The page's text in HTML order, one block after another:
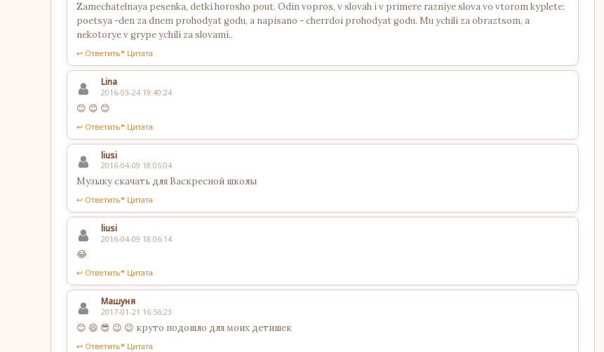
Zamechatelnaya pesenka, detki horosho pout. Odin vopros, v slovah i v primere razniye slova vo vtorom kyplete:
poetsya -den za dnem prohodyat godu, a napisano - cherrdoi prohodyat godu. Mu ychili za obraztsom, a
nekotorye v grype ychili za slovami..
↩ Ответить❝ Цитата
Lina
2016-03-24 19:40:24
😊 😊 😊
↩ Ответить❝ Цитата
liusi
2016-04-09 18:05:04
Музыку скачать для Васкресной школы
↩ Ответить❝ Цитата
liusi
2016-04-09 18:06:14
😂
↩ Ответить❝ Цитата
Машуня
2017-01-21 16:56:23
😊 😄 😎 😉 😉 круто подошло для моих детишек
↩ Ответить❝ Цитата